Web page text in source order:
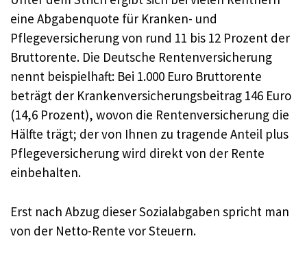
eine Abgabenquote für Kranken- und
Pflegeversicherung von rund 11 bis 12 Prozent der
Bruttorente. Die Deutsche Rentenversicherung
nennt beispielhaft: Bei 1.000 Euro Bruttorente
beträgt der Krankenversicherungsbeitrag 146 Euro
(14,6 Prozent), wovon die Rentenversicherung die
Hälfte trägt; der von Ihnen zu tragende Anteil plus
Pflegeversicherung wird direkt von der Rente
einbehalten.
Erst nach Abzug dieser Sozialabgaben spricht man
von der Netto-Rente vor Steuern.